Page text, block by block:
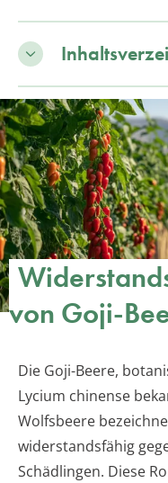
von Goji-
Die Goji-Beere,
Lycium chinense
Wolfsbeere
widerstandsfähig
Schädlingen. Diese